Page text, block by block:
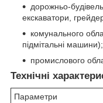
дорожньо-
екскаватори,
комунального
підмітальні машини);
промислового
Технічні
Параметри